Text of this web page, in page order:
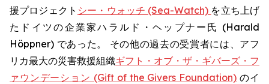
援プロジェクト シー・ウォッチ (Sea-Watch) を立ち上げ
たドイツの企業家ハラルド・ヘップナー氏 (Harald
Höppner) であった。 その他の過去の受賞者には、アフ
リカ最大の災害救援組織ギフト・オブ・ザ・ギバーズ・フ
ァウンデーション (Gift of the Givers Foundation) のイ